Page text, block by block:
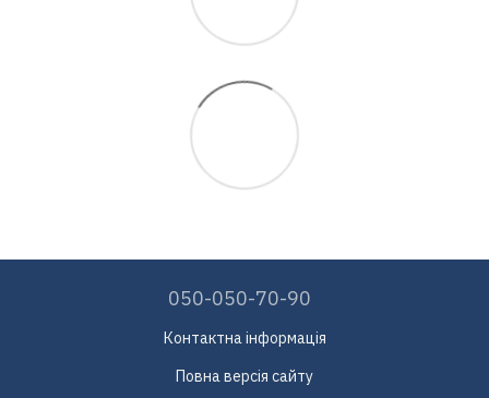
050-050-70-90
Контактна інформація
Повна версія сайту